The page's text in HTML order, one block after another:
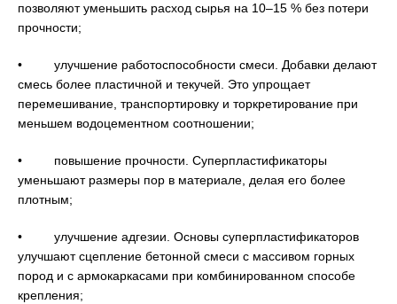
позволяют уменьшить расход сырья на 10–15 % без потери
прочности;
• улучшение работоспособности смеси. Добавки делают
смесь более пластичной и текучей. Это упрощает
перемешивание, транспортировку и торкретирование при
меньшем водоцементном соотношении;
• повышение прочности. Суперпластификаторы
уменьшают размеры пор в материале, делая его более
плотным;
• улучшение адгезии. Основы суперпластификаторов
улучшают сцепление бетонной смеси с массивом горных
пород и с армокаркасами при комбинированном способе
крепления;